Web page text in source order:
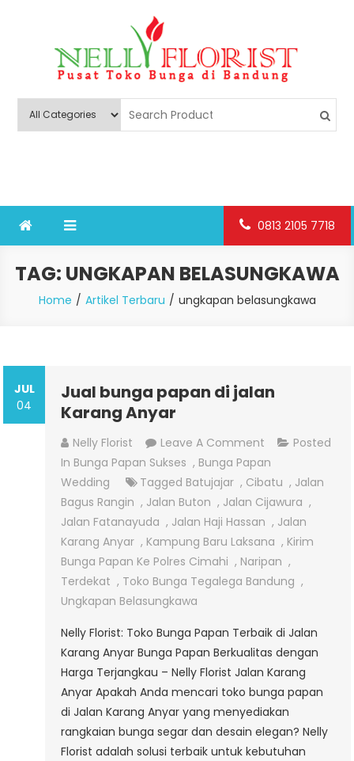
Nelly Florist Bandung
0813 2105 7718
TAG: UNGKAPAN BELASUNGKAWA
Home Artikel Terbaru ungkapan belasungkawa
JUL
04
Jual bunga papan di jalan
Karang Anyar
Nelly Florist Leave A Comment On
Jual
Bunga
Papan
Di
Jalan
Karang
Anyar
Posted
In Bunga Papan Sukses , Bunga Papan
Wedding
Tagged Batujajar , Cibatu , Jalan
Bagus Rangin , Jalan Buton , Jalan Cijawura ,
Jalan Fatanayuda , Jalan Haji Hassan , Jalan
Karang Anyar , Kampung Baru Laksana , Kirim
Bunga Papan Ke Polres Cimahi , Naripan ,
Terdekat , Toko Bunga Tegalega Bandung ,
Ungkapan Belasungkawa
Nelly Florist: Toko Bunga Papan Terbaik di Jalan
Karang Anyar Bunga Papan Berkualitas dengan
Harga Terjangkau – Nelly Florist Jalan Karang
Anyar Apakah Anda mencari toko bunga papan
di Jalan Karang Anyar yang menyediakan
rangkaian bunga segar dan desain elegan? Nelly
Florist adalah solusi terbaik untuk kebutuhan